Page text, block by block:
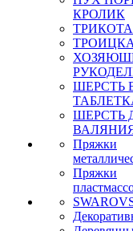
КРОЛИК
ШЕРСТЬ
ШЕРСТЬ
Пряжки
Пряжки